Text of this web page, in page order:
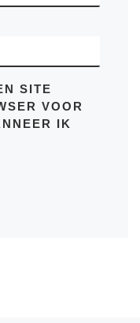
SITE
VOOR
IK